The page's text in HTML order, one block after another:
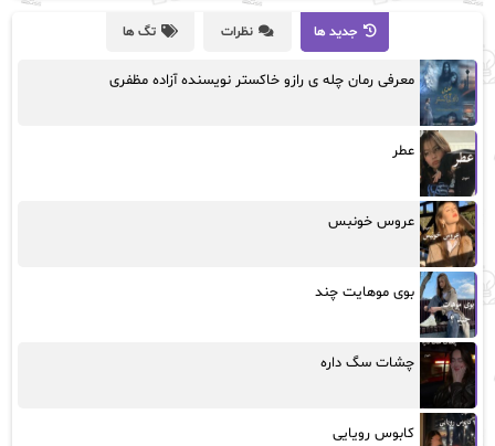
جدید ها نظرات تگ ها
معرفی رمان چله ی رازو خاکستر نویسنده آزاده مظفری
عطر
عروس خونبس
بوی موهایت چند
چشات سگ داره
کابوس رویایی